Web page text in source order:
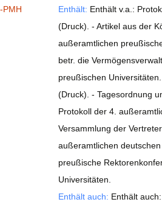
PMH
Enthält: Enthält v.a.:
(Druck). - Artikel aus der
außeramtlichen
betr. die
preußischen
(Druck). - Tagesordnung
Protokoll der 4.
Versammlung der
außeramtlichen
preußische
Universitäten.
Enthält auch: Enthält